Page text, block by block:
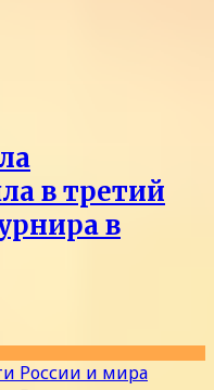
в третий
в